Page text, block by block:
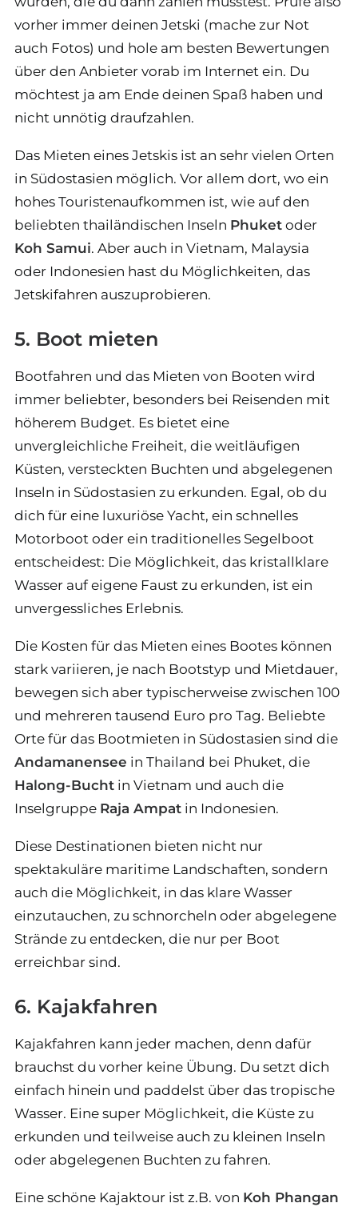
vorher immer deinen Jetski (mache zur Not
auch Fotos) und hole am besten Bewertungen
über den Anbieter vorab im Internet ein. Du
möchtest ja am Ende deinen Spaß haben und
nicht unnötig draufzahlen.
Das Mieten eines Jetskis ist an sehr vielen Orten
in Südostasien möglich. Vor allem dort, wo ein
hohes Touristenaufkommen ist, wie auf den
beliebten thailändischen Inseln Phuket oder
Koh Samui. Aber auch in Vietnam, Malaysia
oder Indonesien hast du Möglichkeiten, das
Jetskifahren auszuprobieren.
5. Boot mieten
Bootfahren und das Mieten von Booten wird
immer beliebter, besonders bei Reisenden mit
höherem Budget. Es bietet eine
unvergleichliche Freiheit, die weitläufigen
Küsten, versteckten Buchten und abgelegenen
Inseln in Südostasien zu erkunden. Egal, ob du
dich für eine luxuriöse Yacht, ein schnelles
Motorboot oder ein traditionelles Segelboot
entscheidest: Die Möglichkeit, das kristallklare
Wasser auf eigene Faust zu erkunden, ist ein
unvergessliches Erlebnis.
Die Kosten für das Mieten eines Bootes können
stark variieren, je nach Bootstyp und Mietdauer,
bewegen sich aber typischerweise zwischen 100
und mehreren tausend Euro pro Tag. Beliebte
Orte für das Bootmieten in Südostasien sind die
Andamanensee in Thailand bei Phuket, die
Halong-Bucht in Vietnam und auch die
Inselgruppe Raja Ampat in Indonesien.
Diese Destinationen bieten nicht nur
spektakuläre maritime Landschaften, sondern
auch die Möglichkeit, in das klare Wasser
einzutauchen, zu schnorcheln oder abgelegene
Strände zu entdecken, die nur per Boot
erreichbar sind.
6. Kajakfahren
Kajakfahren kann jeder machen, denn dafür
brauchst du vorher keine Übung. Du setzt dich
einfach hinein und paddelst über das tropische
Wasser. Eine super Möglichkeit, die Küste zu
erkunden und teilweise auch zu kleinen Inseln
oder abgelegenen Buchten zu fahren.
Eine schöne Kajaktour ist z.B. von Koh Phangan